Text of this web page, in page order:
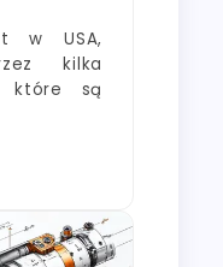
w USA,
kilka
które są